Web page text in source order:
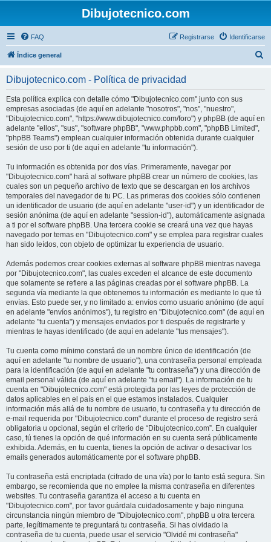
Dibujotecnico.com
FAQ Identificarse
Registrarse
Índice general
Dibujotecnico.com - Política de privacidad
Esta política explica con detalle cómo "Dibujotecnico.com" junto con sus
empresas asociadas (de aquí en adelante "nosotros", "nos", "nuestro",
"Dibujotecnico.com", "https://www.dibujotecnico.com/foro") y phpBB (de aquí en
adelante "ellos", "sus", "software phpBB", "www.phpbb.com", "phpBB Limited",
"phpBB Teams") emplean cualquier información obtenida durante cualquier
sesión de uso por ti (de aquí en adelante "tu información").
Tu información es obtenida por dos vías. Primeramente, navegar por
"Dibujotecnico.com" hará al software phpBB crear un número de cookies, las
cuales son un pequeño archivo de texto que se descargan en los archivos
temporales del navegador de tu PC. Las primeras dos cookies sólo contienen
un identificador de usuario (de aquí en adelante "user-id") y un identificador de
sesión anónima (de aquí en adelante "session-id"), automáticamente asignada
a ti por el software phpBB. Una tercera cookie se creará una vez que hayas
navegado por temas en "Dibujotecnico.com" y se emplea para registrar cuales
han sido leídos, con objeto de optimizar tu experiencia de usuario.
Además podemos crear cookies externas al software phpBB mientras navega
por "Dibujotecnico.com", las cuales exceden el alcance de este documento
que solamente se refiere a las páginas creadas por el software phpBB. La
segunda vía mediante la que obtenemos tu información es mediante lo que tú
envías. Esto puede ser, y no limitado a: envíos como usuario anónimo (de aquí
en adelante "envíos anónimos"), tu registro en "Dibujotecnico.com" (de aquí en
adelante "tu cuenta") y mensajes enviados por ti después de registrarte y
mientras te hayas identificado (de aquí en adelante "tus mensajes").
Tu cuenta como mínimo constará de un nombre único de identificación (de
aquí en adelante "tu nombre de usuario"), una contraseña personal empleada
para la identificación (de aquí en adelante "tu contraseña") y una dirección de
email personal válida (de aquí en adelante "tu email"). La información de tu
cuenta en "Dibujotecnico.com" está protegida por las leyes de protección de
datos aplicables en el país en el que estamos instalados. Cualquier
información más allá de tu nombre de usuario, tu contraseña y tu dirección de
e-mail requerida por "Dibujotecnico.com" durante el proceso de registro será
obligatoria u opcional, según el criterio de “Dibujotecnico.com”. En cualquier
caso, tú tienes la opción de qué información en su cuenta será públicamente
exhibida. Además, en tu cuenta, tienes la opción de activar o desactivar los
emails generados automáticamente por el software phpBB.
Tu contraseña está encriptada (cifrado de una vía) por lo tanto está segura. Sin
embargo, se recomienda que no emplee la misma contraseña en diferentes
websites. Tu contraseña garantiza el acceso a tu cuenta en
"Dibujotecnico.com", por favor guárdala cuidadosamente y bajo ninguna
circunstancia ningún miembro de "Dibujotecnico.com", phpBB u otra tercera
parte, legítimamente te preguntará tu contraseña. Si has olvidado la
contraseña de tu cuenta, puede usar el servicio "Olvidé mi contraseña"